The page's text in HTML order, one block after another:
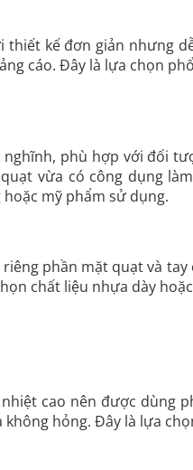
kế đơn giản nhưng
cáo. Đây là lựa chọn
phù hợp với đối
vừa có công dụng
mỹ phẩm sử dụng.
phần mặt quạt và
chất liệu nhựa dày
cao nên được dùng
hỏng. Đây là lựa